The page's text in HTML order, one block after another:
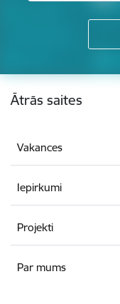
Kājene
Ātrās saites
Vakances
Iepirkumi
Projekti
Par mums